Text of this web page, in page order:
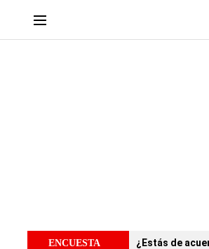
ENCUESTA ¿Estás de